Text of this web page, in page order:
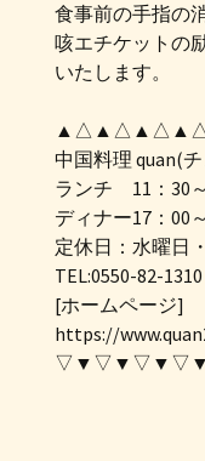
食事前の手指の
咳エチケットの
いたします。
中国料理 quan(
ランチ 11：30～
ディナー17：00
定休日：水曜日
TEL:0550-82-1310
[ホームページ]
https://